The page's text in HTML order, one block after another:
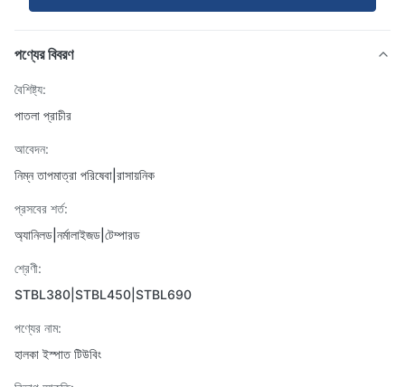
পণ্যের বিবরণ
বৈশিষ্ট্য:
পাতলা প্রাচীর
আবেদন:
নিম্ন তাপমাত্রা পরিষেবা|রাসায়নিক
প্রসবের শর্ত:
অ্যানিলড|নর্মালাইজড|টেম্পারড
শ্রেণী:
STBL380|STBL450|STBL690
পণ্যের নাম:
হালকা ইস্পাত টিউবিং